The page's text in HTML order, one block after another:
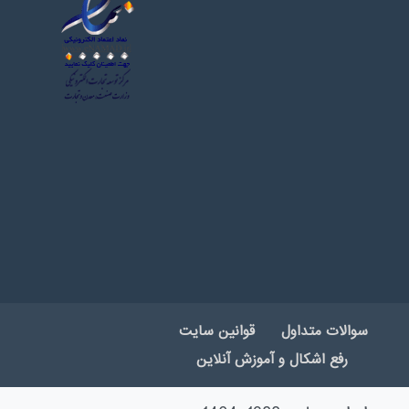
سوالات متداول
قوانین سایت
رفع اشکال و آموزش آنلاین